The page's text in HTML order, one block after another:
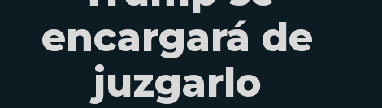
encargará de
juzgarlo